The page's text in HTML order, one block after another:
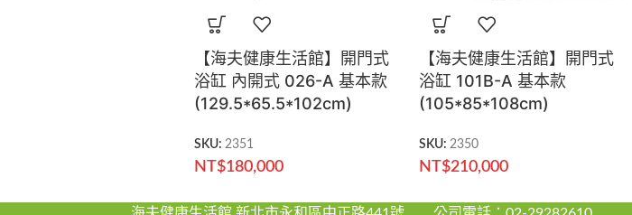
【海夫健康生活館】開門式
浴缸 內開式 026-A 基本款
(129.5*65.5*102cm)
SKU: 2351
NT$180,000
【海夫健康生活館】開門式
浴缸 101B-A 基本款
(105*85*108cm)
SKU: 2350
NT$210,000